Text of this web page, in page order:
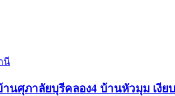
นี
นศุภาลัยบุรีคลอง4 บ้านหัวมุม เงีย